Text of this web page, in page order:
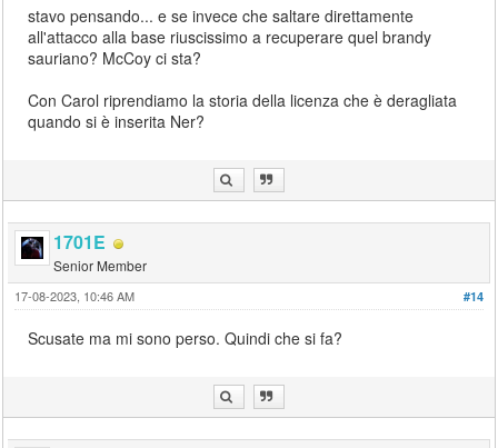
stavo pensando... e se invece che saltare direttamente
all'attacco alla base riuscissimo a recuperare quel brandy
sauriano? McCoy ci sta?
Con Carol riprendiamo la storia della licenza che è deragliata
quando si è inserita Ner?
1701E
Senior Member
#14
17-08-2023, 10:46 AM
Scusate ma mi sono perso. Quindi che si fa?